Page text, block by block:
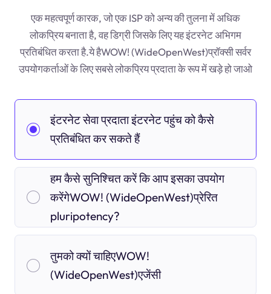
एक महत्वपूर्ण कारक, जो एक ISP को अन्य की तुलना में अधिक
लोकप्रिय बनाता है, वह डिग्री जिसके लिए यह इंटरनेट अभिगम
प्रतिबंधित करता है.ये हैWOW! (WideOpenWest)प्रॉक्सी सर्वर
उपयोगकर्ताओं के लिए सबसे लोकप्रिय प्रदाता के रूप में खड़े हो जाओ
इंटरनेट सेवा प्रदाता इंटरनेट पहुंच को कैसे
प्रतिबंधित कर सकते हैं
हम कैसे सुनिश्चित करें कि आप इसका उपयोग
करेंगेWOW! (WideOpenWest)प्रेरित
pluripotency?
तुमको क्यों चाहिएWOW!
(WideOpenWest)एजेंसी